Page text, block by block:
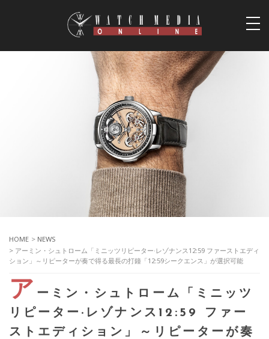
HOME > NEWS
> アーミン・シュトローム「ミニッツリピーター·レゾナンス12:59 ファーストエディ
ション」～リピーターが奏で得る最長の打鐘「12:59シークエンス」が選択可能
ア ーミン・シュトローム「ミニッツ
リピーター·レゾナンス12:59 ファー
ストエディション」～リピーターが奏